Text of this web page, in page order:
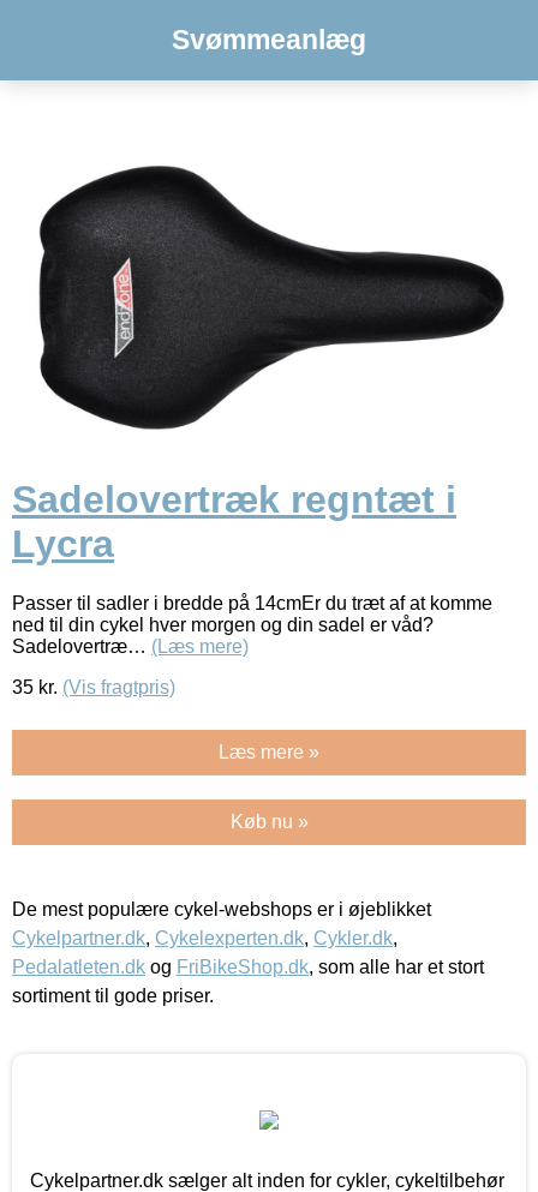
Svømmeanlæg
Sadelovertræk regntæt i
Lycra
Passer til sadler i bredde på 14cmEr du træt af at komme
ned til din cykel hver morgen og din sadel er våd?
Sadelovertræ… (Læs mere)
35 kr. (Vis fragtpris)
Læs mere »
Køb nu »
De mest populære cykel-webshops er i øjeblikket
Cykelpartner.dk, Cykelexperten.dk, Cykler.dk,
Pedalatleten.dk og FriBikeShop.dk, som alle har et stort
sortiment til gode priser.
Cykelpartner.dk sælger alt inden for cykler, cykeltilbehør